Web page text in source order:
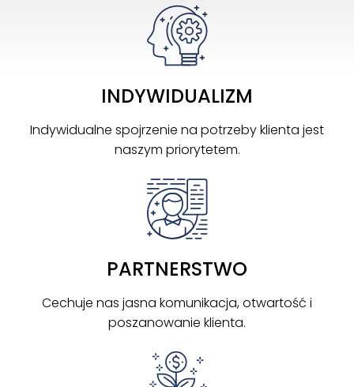
INDYWIDUALIZM
Indywidualne spojrzenie na potrzeby klienta jest
naszym priorytetem.
PARTNERSTWO
Cechuje nas jasna komunikacja, otwartość i
poszanowanie klienta.